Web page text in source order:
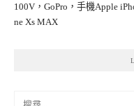
100V，GoPro，手機Apple
ne Xs MAX